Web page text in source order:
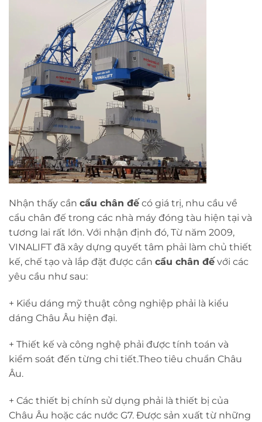
Nhận thấy cần cẩu chân đế có giá trị, nhu cầu về
cẩu chân đế trong các nhà máy đóng tàu hiện tại và
tương lai rất lớn. Với nhận định đó, Từ năm 2009,
VINALIFT đã xây dựng quyết tâm phải làm chủ thiết
kế, chế tạo và lắp đặt được cần cẩu chân đế với các
yêu cầu như sau:
+ Kiểu dáng mỹ thuật công nghiệp phải là kiểu
dáng Châu Âu hiện đại.
+ Thiết kế và công nghệ phải được tính toán và
kiểm soát đến từng chi tiết.Theo tiêu chuẩn Châu
Âu.
+ Các thiết bị chính sử dụng phải là thiết bị của
Châu Âu hoặc các nước G7. Được sản xuất từ những